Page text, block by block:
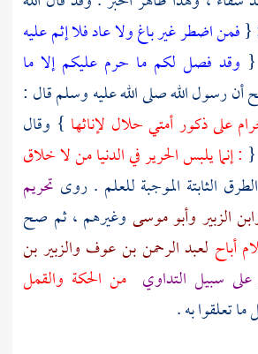
{فمن اضطر غير باغ ولا عاد فلا إثم عليه
وقد فصل لكم ما حرم عليكم إلا ما
رسول الله صلى الله عليه وسلم قال :
على ذكور أمتي حلال لإناثها } وقال
{ : إنما يلبس الحرير في الدنيا من لا خلاق
الثابتة الموجبة للعلم . روى تحريم
الزبير وأبو موسى وغيرهم ، ثم صح
أباح لعبد الرحمن بن عوف والزبير بن
سبيل التداوي من الحكة والقمل
تعلقوا به .